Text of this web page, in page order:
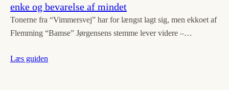
enke og bevarelse af mindet
Tonerne fra “Vimmersvej” har for længst lagt sig, men ekkoet af
Flemming “Bamse” Jørgensens stemme lever videre –…
Læs guiden